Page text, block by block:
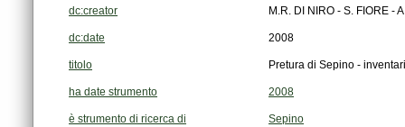
dc:creator M.R. DI NIRO - S. FIORE -
dc:date 2008
titolo Pretura di Sepino -
ha date strumento 2008
è strumento di ricerca di Sepino